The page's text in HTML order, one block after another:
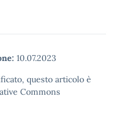
10.07.2023
questo articolo è
Commons